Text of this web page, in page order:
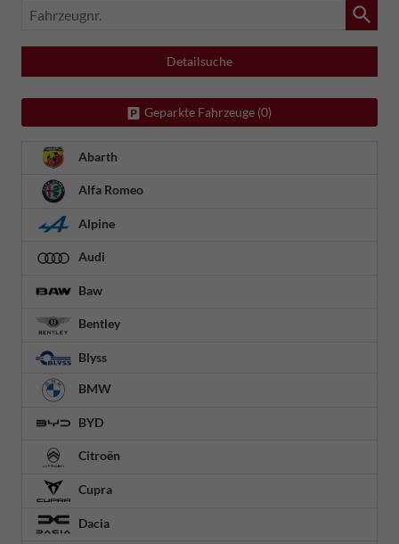
Fahrzeugnr.
Detailsuche
Geparkte Fahrzeuge (0)
Abarth
Alfa Romeo
Alpine
Audi
Baw
Bentley
Blyss
BMW
BYD
Citroën
Cupra
Dacia